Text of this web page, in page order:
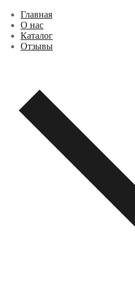
Перейти
содержимому
Меню
Закрыть
Главная
О нас
Каталог
Отзывы